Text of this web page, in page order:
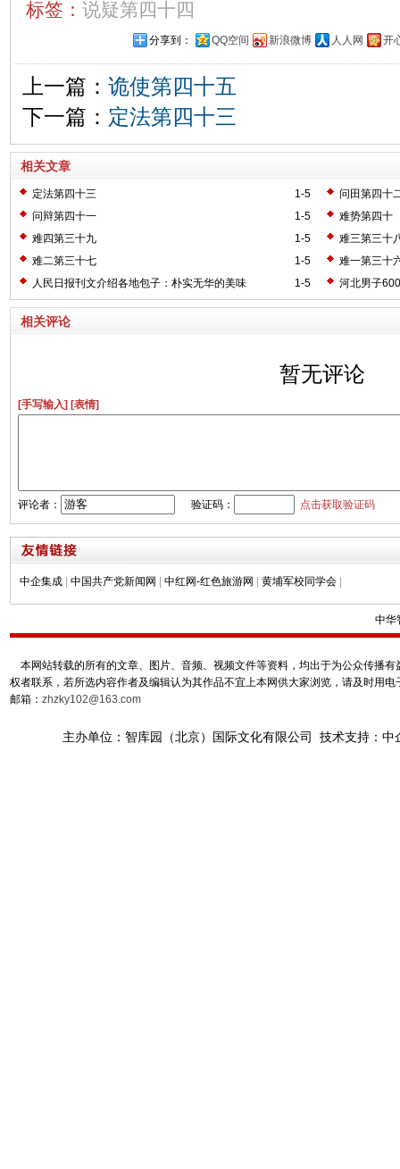
标签： 说疑第四十四
分享到： QQ空间 新浪微博 人人网 开
上一篇： 诡使第四十五
下一篇： 定法第四十三
相关文章
1-5
定法第四十三
问田第四十
1-5
问辩第四十一
难势第四十
1-5
难四第三十九
难三第三十
1-5
难二第三十七
难一第三十
1-5
人民日报刊文介绍各地包子：朴实无华的美味 河北男子
相关评论
暂无评论
[手写输入] [表情]
评论者： 验证码： 点击获取验证码
中企集成 中国共产党新闻网 中红网-红色旅游网 黄埔军校同学会
中华
本网站转载的所有的文章、图片、音频、视频文件等资料，均出于为公众传播
权者联系，若所选内容作者及编辑认为其作品不宜上本网供大家浏览，请及时用
邮箱： zhzky102@163.com
主办单位：智库园（北京）国际文化有限公司 技术支持：